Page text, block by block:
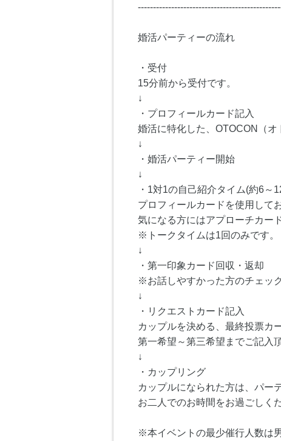
婚活パーティーの流れ
・受付
15分前から受付です。
↓
・プロフィールカード記入
婚活に特化した、OTOCON（オ
↓
・婚活パーティー開始
↓
・1対1の自己紹介タイム(約6～
プロフィールカードを使用して
気になる方にはアプローチカー
※トークタイムは1回のみです。
↓
・第一印象カード回収・返却
※お話しやすかった方のチェッ
↓
・リクエストカード記入
カップルを決める、最終投票カ
第一希望～第三希望までご記入
↓
・カップリング
カップルになられた方は、パー
お二人でのお時間をお過ごしく
※本イベントの最少催行人数は